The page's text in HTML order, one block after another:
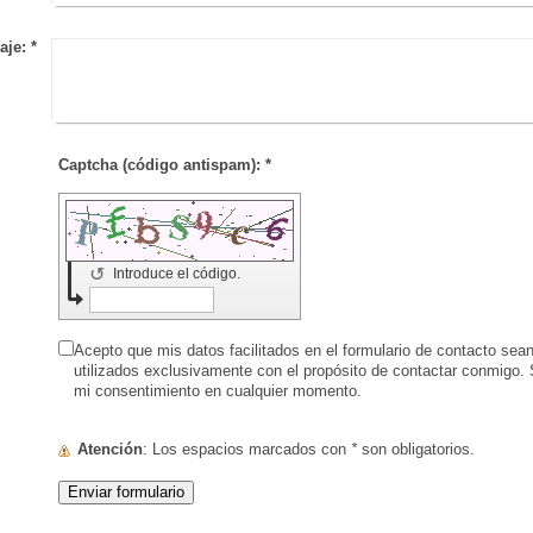
*
Captcha (código antispam): *
Introduce el código.
↺
Acepto que mis datos facilitados en el formulario de contacto
utilizados exclusivamente con el propósito de contactar conmigo.
mi consentimiento en cualquier momento.
Atención : Los espacios marcados con *son obligatorios.